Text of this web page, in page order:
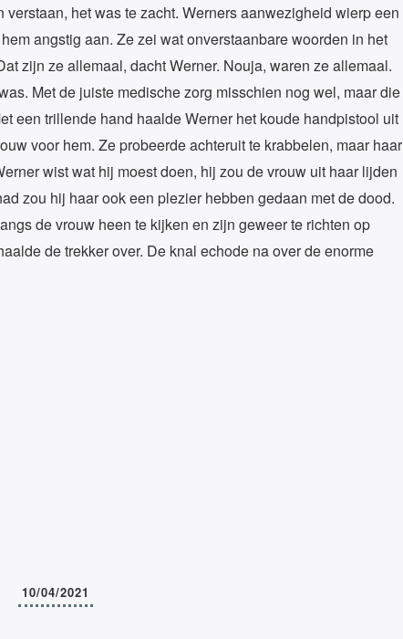
het was te zacht. Werners aanwezigheid wierp een
angstig aan. Ze zei wat onverstaanbare woorden in het
zijn ze allemaal, dacht Werner. Nouja, waren ze allemaal.
Met de juiste medische zorg misschien nog wel, maar die
een trillende hand haalde Werner het koude handpistool uit
voor hem. Ze probeerde achteruit te krabbelen, maar haar
wist wat hij moest doen, hij zou de vrouw uit haar lijden
zou hij haar ook een plezier hebben gedaan met de dood.
de vrouw heen te kijken en zijn geweer te richten op
de trekker over. De knal echode na over de enorme
10/04/2021